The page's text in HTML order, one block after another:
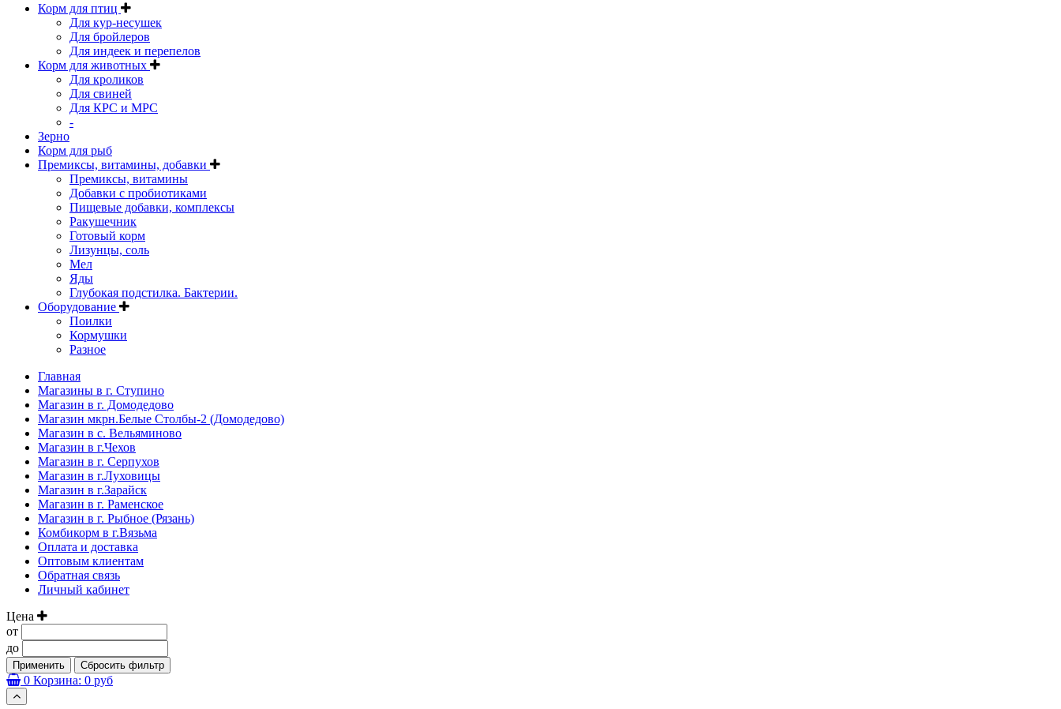
Корм для птиц
Для кур-несушек
Для бройлеров
Для индеек и перепелов
Корм для животных
Для кроликов
Для свиней
Для КРС и МРС
-
Зерно
Корм для рыб
Премиксы, витамины, добавки
Премиксы, витамины
Добавки с пробиотиками
Пищевые добавки, комплексы
Ракушечник
Готовый корм
Лизунцы, соль
Мел
Яды
Глубокая подстилка. Бактерии.
Оборудование
Поилки
Кормушки
Разное
Главная
Магазины в г. Ступино
Магазин в г. Домодедово
Магазин мкрн.Белые Столбы-2 (Домодедово)
Магазин в с. Вельяминово
Магазин в г.Чехов
Магазин в г. Серпухов
Магазин в г.Луховицы
Магазин в г.Зарайск
Магазин в г. Раменское
Магазин в г. Рыбное (Рязань)
Комбикорм в г.Вязьма
Оплата и доставка
Оптовым клиентам
Обратная связь
Личный кабинет
Цена
от
до
Применить Сбросить фильтр
0 Корзина: 0 руб